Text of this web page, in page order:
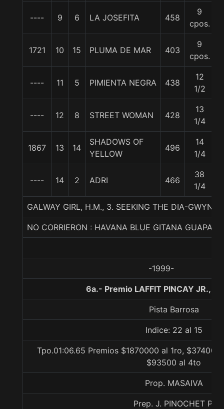
---- 9 6 LA JOSEFITA 458
9
cpos.
1721 10 15 PLUMA DE MAR 403
9
cpos.
---- 11 5 PIMIENTA NEGRA 438
12
1/2
---- 12 8 STREET WOMAN 428
13
1/4
1867 13 14
SHADOWS OF
YELLOW
496
14
1/4
---- 14 2 ADRI 466
38
1/4
GALWAY GIRL, H.M., 3. SEEKING THE DIA-
NO CORRIERON : HAVANA BLUE GITANA GUAPA
-1999-
6a.- Premio LAFFIT PINCAY JR.,
Pista Barrosa
Indice: 22 al 15
Tpo.01:06.65 Premios $1870000 al 1ro,
$93500 al 4to
Prop. MASAIVA
Prep. J. PINOCHET P.